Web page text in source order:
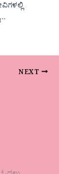
NEXT